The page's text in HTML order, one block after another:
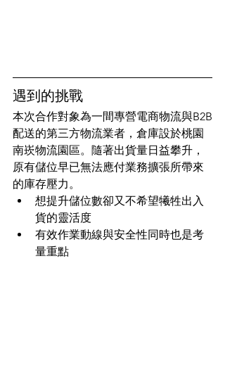
遇到的挑戰
本次合作對象為一間專營電商物流與B2B
配送的第三方物流業者，倉庫設於桃園
南崁物流園區。隨著出貨量日益攀升，
原有儲位早已無法應付業務擴張所帶來
的庫存壓力。
想提升儲位數卻又不希望犧牲出入
貨的靈活度
有效作業動線與安全性同時也是考
量重點